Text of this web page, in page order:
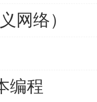
网络）
编程